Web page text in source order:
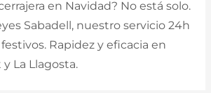
en Navidad? No está solo.
Sabadell, nuestro servicio 24h
Rapidez y eficacia en
La Llagosta.